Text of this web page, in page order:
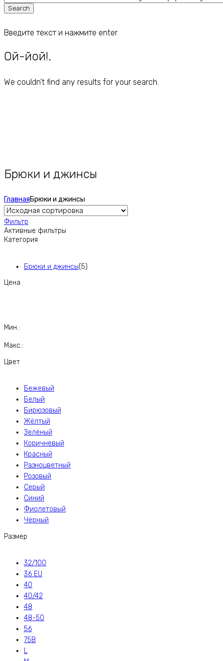
Search
Введите текст и нажмите enter
Ой-йой!.
We couldn't find any results for your search.
Брюки и джинсы
ГлавнаяБрюки и джинсы
Фильтр
Активные фильтры
Категория
Брюки и джинсы(5)
Цена
Мин.:
Макс.:
Цвет
Бежевый
Белый
Бирюзовый
Жёлтый
Зелёный
Коричневый
Красный
Разноцветный
Розовый
Серый
Синий
Фиолетовый
Чёрный
Размер
32/100
36 EU
40
40/42
48
48-50
56
75B
L